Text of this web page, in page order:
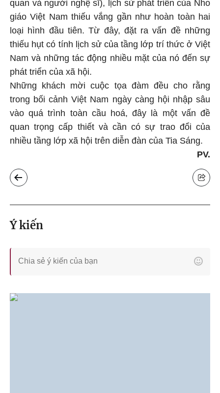
quan và người nghệ sĩ), lịch sử phát triển của Nho
giáo Việt Nam thiếu vắng gần như hoàn toàn hai
loại hình đầu tiên. Từ đây, đặt ra vấn đề những
thiếu hụt có tính lịch sử của tầng lớp trí thức ở Việt
Nam và những tác động nhiều mặt của nó đến sự
phát triển của xã hội.
Những khách mời cuộc tọa đàm đều cho rằng
trong bối cảnh Việt Nam ngày càng hội nhập sâu
vào quá trình toàn cầu hoá, đây là một vấn đề
quan trọng cấp thiết và cần có sự trao đổi của
nhiều tầng lớp xã hội trên diễn đàn của Tia Sáng.
PV.
Ý kiến